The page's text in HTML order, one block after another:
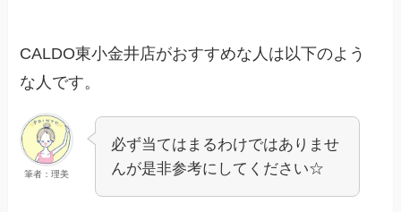
CALDO東小金井店がおすすめな人は以下のよう
な人です。
筆者：理美
必ず当てはまるわけではありませ
んが是非参考にしてください☆